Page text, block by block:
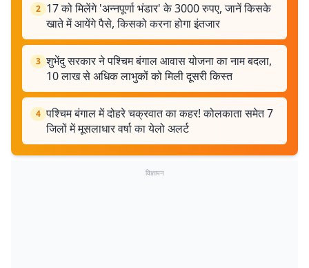
2 17 को मिलेंगे 'अन्नपूर्णा भंडार' के 3000 रुपए, जानें किसके
खाते में आयेंगे पैसे, किसको करना होगा इंतजार
3 शुभेंदु सरकार ने पश्चिम बंगाल आवास योजना का नाम बदला,
10 लाख से अधिक लाभुकों को मिली दूसरी किस्त
4 पश्चिम बंगाल में दोहरे चक्रवात का कहर! कोलकाता समेत 7
जिलों में मूसलाधार वर्षा का येलो अलर्ट
विज्ञापन